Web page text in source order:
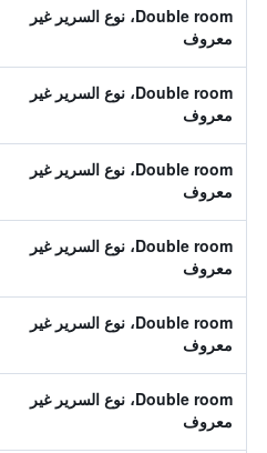
Double room، نوع السرير غير
معروف
Double room، نوع السرير غير
معروف
Double room، نوع السرير غير
معروف
Double room، نوع السرير غير
معروف
Double room، نوع السرير غير
معروف
Double room، نوع السرير غير
معروف